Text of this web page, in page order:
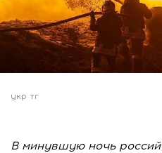
укр тг
В минувшую ночь